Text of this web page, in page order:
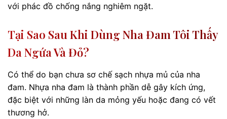
với phác đồ chống nắng nghiêm ngặt.
Tại Sao Sau Khi Dùng Nha Đam Tôi Thấy
Da Ngứa Và Đỏ?
Có thể do bạn chưa sơ chế sạch nhựa mủ của nha
đam. Nhựa nha đam là thành phần dễ gây kích ứng,
đặc biệt với những làn da mỏng yếu hoặc đang có vết
thương hở.